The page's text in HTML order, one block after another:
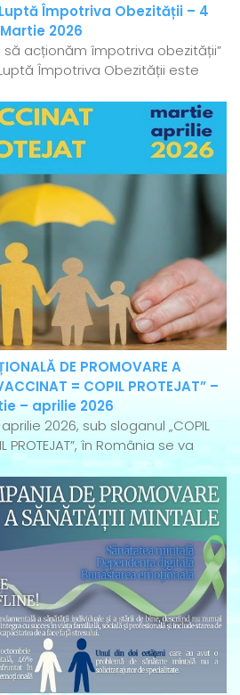
Împotriva Obezității – 4
Martie 2026
acționăm împotriva obezității”
Împotriva Obezității este
DE PROMOVARE A
= COPIL PROTEJAT” –
– aprilie 2026
2026, sub sloganul „COPIL
PROTEJAT”, în România se va